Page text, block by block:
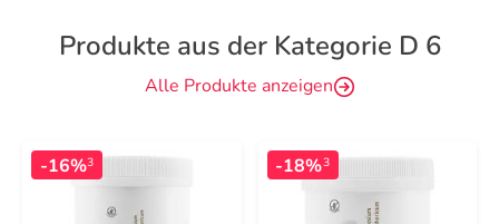
Produkte aus der Kategorie D 6
Alle Produkte anzeigen
-16%3 -18%3